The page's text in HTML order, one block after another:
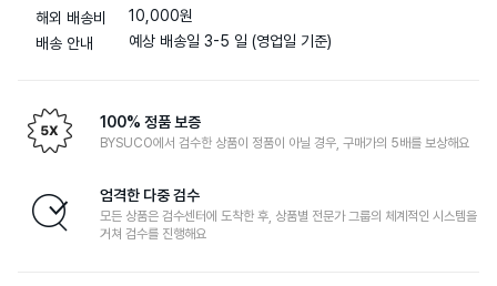
해외 배송비
10,000원
배송 안내
예상 배송일 3-5 일 (영업일 기준)
100% 정품 보증
BYSUCO에서 검수한 상품이 정품이 아닐 경우, 구매가의 5배를 보상해요
엄격한 다중 검수
모든 상품은 검수센터에 도착한 후, 상품별 전문가 그룹의 체계적인 시스템을
거쳐 검수를 진행해요